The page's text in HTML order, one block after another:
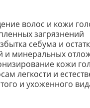
волос и кожи
загрязнений
себума и
и минеральных
кожи
легкости и
и ухоженного